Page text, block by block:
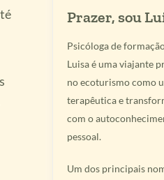
Prazer, sou
Psicóloga de
Luisa é uma viajante
no ecoturismo como
terapêutica e
com o
pessoal.
Um dos principais